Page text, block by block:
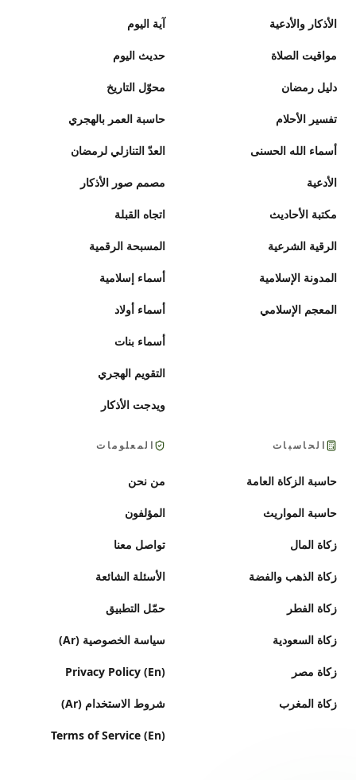
الأذكار والأدعية
مواقيت الصلاة
دليل رمضان
تفسير الأحلام
أسماء الله الحسنى
الأدعية
مكتبة الأحاديث
الرقية الشرعية
المدونة الإسلامية
المعجم الإسلامي
آية اليوم
حديث اليوم
محوّل التاريخ
حاسبة العمر بالهجري
العدّ التنازلي لرمضان
مصمم صور الأذكار
اتجاه القبلة
المسبحة الرقمية
أسماء إسلامية
أسماء أولاد
أسماء بنات
التقويم الهجري
ويدجت الأذكار
الحاسبات
حاسبة الزكاة العامة
حاسبة المواريث
زكاة المال
زكاة الذهب والفضة
زكاة الفطر
زكاة السعودية
زكاة مصر
زكاة المغرب
المعلومات
من نحن
المؤلفون
تواصل معنا
الأسئلة الشائعة
حمّل التطبيق
سياسة الخصوصية (Ar)
Privacy Policy (En)
شروط الاستخدام (Ar)
Terms of Service (En)